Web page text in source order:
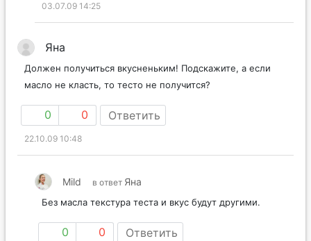
03.07.09 14:25
Яна
Должен получиться вкусненьким! Подскажите, а если
масло не класть, то тесто не получится?
0 0 Ответить
22.10.09 10:48
Mild в ответ Яна
Без масла текстура теста и вкус будут другими.
0 0 Ответить